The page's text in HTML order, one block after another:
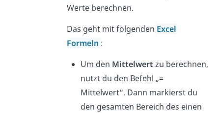
Werte berechnen.
Das geht mit folgenden Excel
Formeln :
Um den Mittelwert zu berechnen,
nutzt du den Befehl „=
Mittelwert“. Dann markierst du
den gesamten Bereich des einen